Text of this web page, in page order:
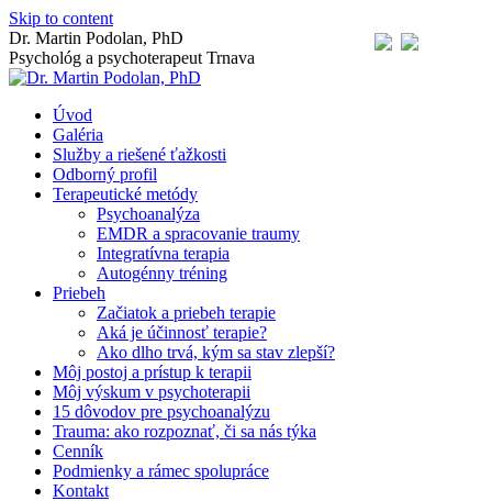
Skip to content
Dr. Martin Podolan, PhD
Psychológ a psychoterapeut Trnava
Úvod
Galéria
Služby a riešené ťažkosti
Odborný profil
Terapeutické metódy
Psychoanalýza
EMDR a spracovanie traumy
Integratívna terapia
Autogénny tréning
Priebeh
Začiatok a priebeh terapie
Aká je účinnosť terapie?
Ako dlho trvá, kým sa stav zlepší?
Môj postoj a prístup k terapii
Môj výskum v psychoterapii
15 dôvodov pre psychoanalýzu
Trauma: ako rozpoznať, či sa nás týka
Cenník
Podmienky a rámec spolupráce
Kontakt